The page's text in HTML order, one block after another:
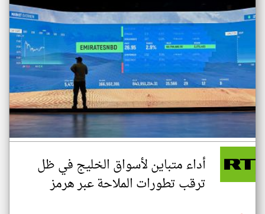
أداء متباين لأسواق الخليج في ظل
ترقب تطورات الملاحة عبر هرمز